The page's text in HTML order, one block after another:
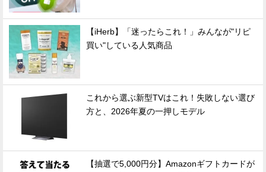
【iHerb】「迷ったらこれ！」みんなが"リピ
買い"している人気商品
これから選ぶ新型TVはこれ！失敗しない選び
方と、2026年夏の一押しモデル
【抽選で5,000円分】Amazonギフトカードが